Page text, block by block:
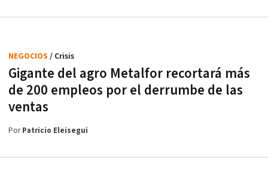
Gigante del agro Metalfor recortará más
de 200 empleos por el derrumbe de las
ventas
NEGOCIOS / Crisis
PorPatricio Eleisegui